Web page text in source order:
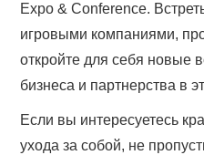
Expo & Conference.
игровыми компаниями,
откройте для себя новые
бизнеса и партнерства в
Если вы интересуетесь
ухода за собой, не